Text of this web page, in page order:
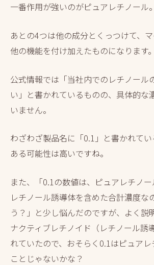
一番作用が強いのがピュアレチノール。
あとの4つは他の成分とくっつけて、マ
他の機能を付け加えたものになります。
公式情報では「当社内でのレチノール
い」と書かれているものの、具体的な
いません。
わざわざ製品名に「0.1」と書かれて
ある可能性は高いですね。
また、「0.1の数値は、ピュアレチノー
レチノール誘導体を含めた合計濃度な
う？」と少し悩んだのですが、よく説
ナクティブレチノイド（レチノール誘
れていたので、おそらく0.1はピュア
ことじゃないかな？